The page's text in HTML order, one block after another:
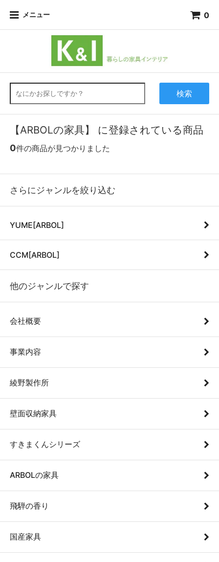
メニュー 0
検索
【ARBOLの家具】 に登録されている商品
0件の商品が見つかりました
さらにジャンルを絞り込む
YUME[ARBOL]
CCM[ARBOL]
他のジャンルで探す
会社概要
事業内容
綾野製作所
壁面収納家具
すきまくんシリーズ
ARBOLの家具
飛騨の香り
国産家具